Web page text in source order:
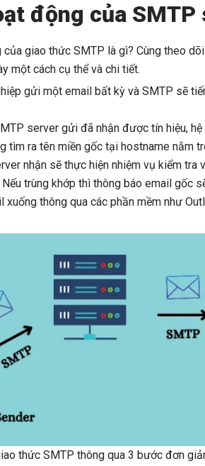
động của
của giao thức SMTP là gì? Cùng theo
một cách cụ thể và chi tiết.
gửi một email bất kỳ và SMTP sẽ
server gửi đã nhận được tín hiệu,
tìm ra tên miền gốc tại hostname nằm
nhận sẽ thực hiện nhiệm vụ kiểm
trùng khớp thì thông báo email gốc
xuống thông qua các phần mềm như
thức SMTP thông qua 3 bước đơn